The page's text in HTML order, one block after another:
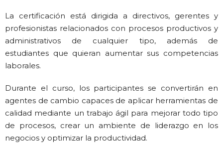
La certificación está dirigida a directivos, gerentes y
profesionistas relacionados con procesos productivos y
administrativos de cualquier tipo, además de
estudiantes que quieran aumentar sus competencias
laborales.
Durante el curso, los participantes se convertirán en
agentes de cambio capaces de aplicar herramientas de
calidad mediante un trabajo ágil para mejorar todo tipo
de procesos, crear un ambiente de liderazgo en los
negocios y optimizar la productividad.